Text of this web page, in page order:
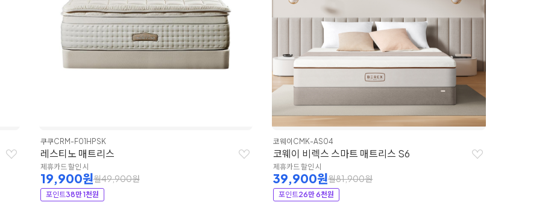
쿠쿠CRM-F01HPSK
레스티노 매트리스
제휴카드 할인 시
19,900원월49,900원
포인트38만 1천원
코웨이 CMK-AS04
코웨이 비렉스 스마트 매트리스 S6
제휴카드 할인 시
39,900원월81,900원
포인트26만 6천원